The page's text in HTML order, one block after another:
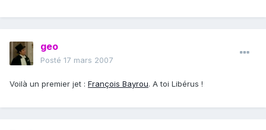
geo
Posté 17 mars 2007
Voilà un premier jet : François Bayrou. A toi Libérus !